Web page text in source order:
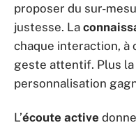
proposer du sur-
justesse. La
chaque interaction, à
geste attentif. Plus
personnalisation
L’écoute active